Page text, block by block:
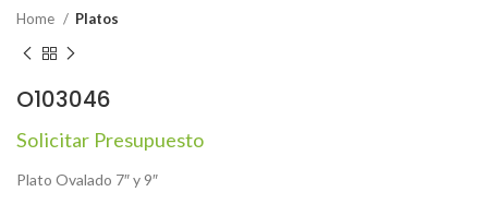
Home Platos
O103046
Solicitar Presupuesto
Plato Ovalado 7″ y 9″